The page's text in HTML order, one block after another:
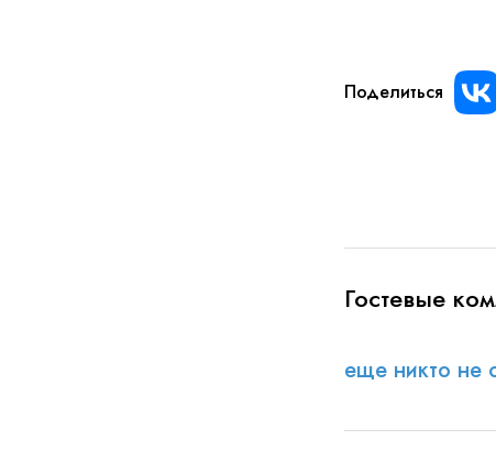
Поделиться
Гостевые
еще никто не